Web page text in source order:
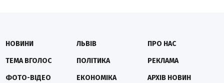
НОВИНИ
ТЕМА ВГОЛОС
ФОТО-ВІДЕО
ЛЬВІВ
ПОЛІТИКА
ЕКОНОМІКА
ПРО НАС
РЕКЛАМА
АРХІВ НОВИН